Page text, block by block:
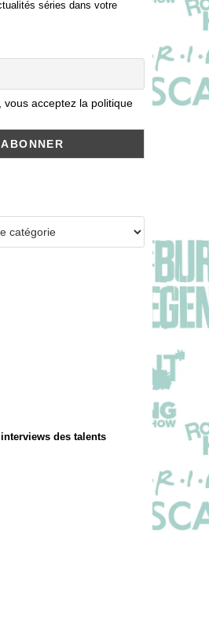
séries dans votre
vous acceptez la politique
des talents